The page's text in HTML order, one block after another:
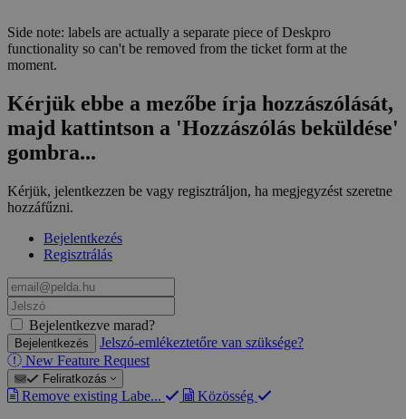
Side note: labels are actually a separate piece of Deskpro
functionality so can't be removed from the ticket form at the
moment.
Kérjük ebbe a mezőbe írja hozzászólását,
majd kattintson a 'Hozzászólás beküldése'
gombra...
Kérjük, jelentkezzen be vagy regisztráljon, ha megjegyzést szeretne
hozzáfűzni.
Bejelentkezés
Regisztrálás
email@pelda.hu
Jelszó
Bejelentkezve marad?
Bejelentkezés
Jelszó-emlékeztetőre van szüksége?
New Feature Request
Feliratkozás
Remove existing Labe... Közösség